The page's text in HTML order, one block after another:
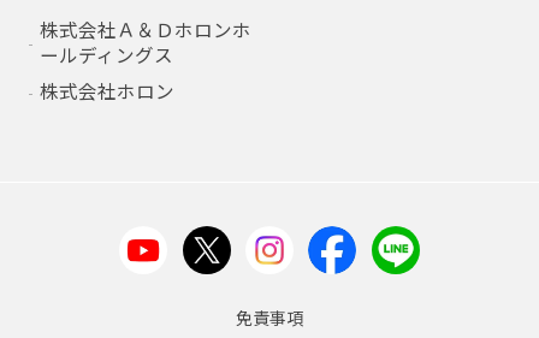
株式会社Ａ＆Ｄホロンホ
ールディングス
株式会社ホロン
免責事項